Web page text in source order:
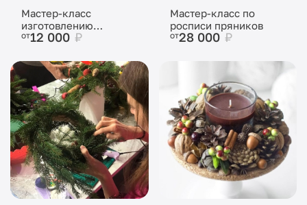
Мастер-класс
изготовлению
головных уборов
от12 000 ₽
Мастер-класс по
росписи пряников
от28 000₽